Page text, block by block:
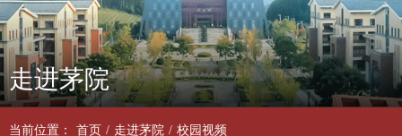
走进茅院
当前位置： 首页 / 走进茅院 / 校园视频